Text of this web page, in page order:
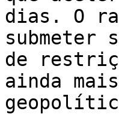
dias. O
submeter
de
ainda